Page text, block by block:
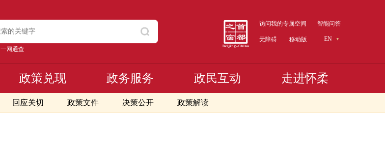
一网通查
访问我的专属空间 智能问答
无障碍 移动版 EN
回应关切 政策文件 决策公开 政策解读
政策兑现 政务服务 政民互动 走进怀柔